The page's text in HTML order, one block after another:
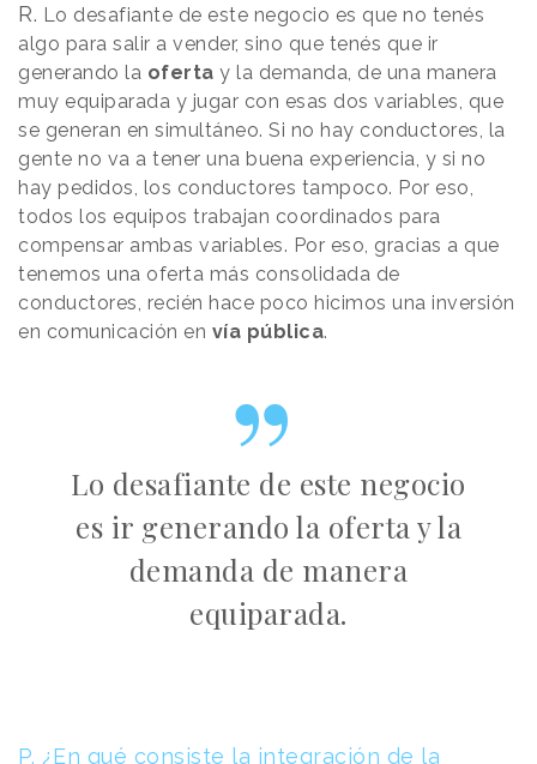
R. Lo desafiante de este negocio es que no tenés
algo para salir a vender, sino que tenés que ir
generando la oferta y la demanda, de una manera
muy equiparada y jugar con esas dos variables, que
se generan en simultáneo. Si no hay conductores, la
gente no va a tener una buena experiencia, y si no
hay pedidos, los conductores tampoco. Por eso,
todos los equipos trabajan coordinados para
compensar ambas variables. Por eso, gracias a que
tenemos una oferta más consolidada de
conductores, recién hace poco hicimos una inversión
en comunicación en vía pública.
Lo desafiante de este negocio
es ir generando la oferta y la
demanda de manera
equiparada.
P. ¿En qué consiste la integración de la